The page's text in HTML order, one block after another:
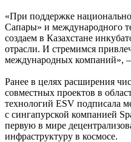
«При поддержке
Сапары» и международного
создаем в Казахстане
отрасли. И стремимся
международных компаний»,
Ранее в целях расширения
совместных проектов в
технологий ESV подписала
с сингапурской компанией
первую в мире
инфраструктуру в космосе.